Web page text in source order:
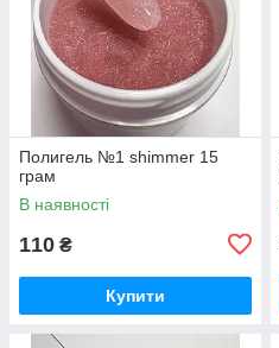
Полигель №1 shimmer 15
грам
В наявності
110 ₴
Купити